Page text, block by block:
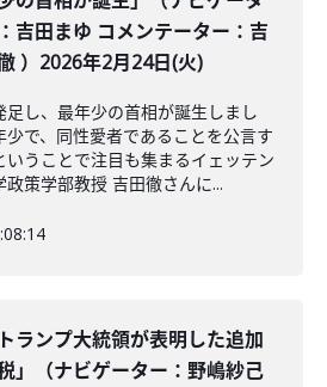
吉田まゆ コメンテーター：吉
）2026年2月24日(火)
し、最年少の首相が誕生しまし
で、同性愛者であることを公言す
うことで注目も集まるイェッテン
策学部教授 吉田徹さんに...
トランプ大統領が表明した追加
」（ナビゲーター：野嶋紗己